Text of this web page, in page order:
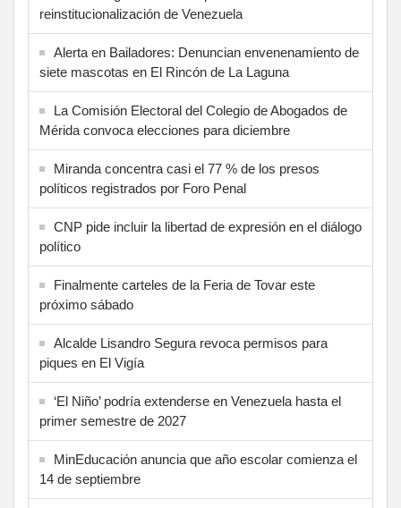
reinstitucionalización de Venezuela
Alerta en Bailadores: Denuncian envenenamiento de
siete mascotas en El Rincón de La Laguna
La Comisión Electoral del Colegio de Abogados de
Mérida convoca elecciones para diciembre
Miranda concentra casi el 77 % de los presos
políticos registrados por Foro Penal
CNP pide incluir la libertad de expresión en el diálogo
político
Finalmente carteles de la Feria de Tovar este
próximo sábado
Alcalde Lisandro Segura revoca permisos para
piques en El Vigía
‘El Niño’ podría extenderse en Venezuela hasta el
primer semestre de 2027
MinEducación anuncia que año escolar comienza el
14 de septiembre